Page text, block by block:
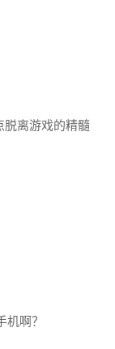
脱离游戏的精髓
啊？